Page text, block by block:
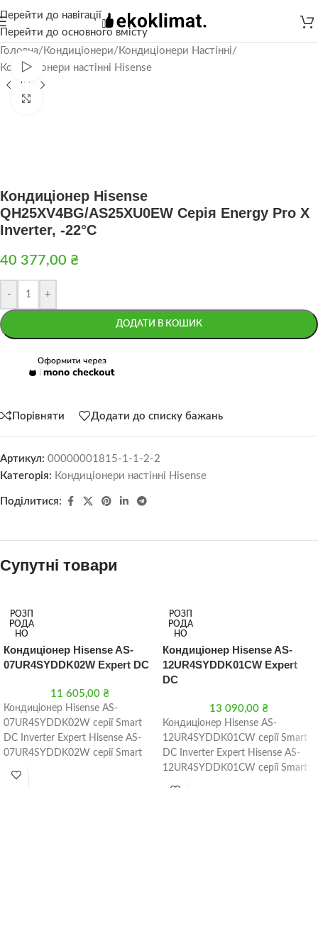
Перейти до навігації
Перейти до основного вмісту
Головна/ Кондиціонери/ Кондиціонери Настінні/
Кондиціонери настінні Hisense
Дивитися відео
Кондиціонер Hisense
QH25XV4BG/AS25XU0EW Серія Energy Pro X
Inverter, -22°С
40 377,00 ₴
- +
ДОДАТИ В КОШИК
Порівняти Додати до списку бажань
Артикул: 00000001815-1-1-2-2
Категорія: Кондиціонери настінні Hisense
Поділитися:
Супутні товари
РОЗП
РОДА
НО
Кондиціонер Hisense AS-
07UR4SYDDK02W Expert DC
11 605,00 ₴
Кондиціонер Hisense AS-
07UR4SYDDK02W серії Smart
DC Inverter Expert Hisense AS-
07UR4SYDDK02W серії Smart
РОЗП
РОДА
НО
Кондиціонер Hisense AS-
12UR4SYDDK01CW Expert
DC
13 090,00 ₴
Кондиціонер Hisense AS-
12UR4SYDDK01CW серії Smart
DC Inverter Expert Hisense AS-
12UR4SYDDK01CW серії Smart